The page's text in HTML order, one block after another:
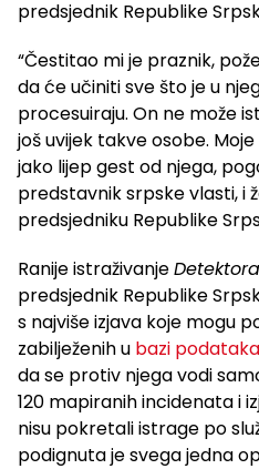
predsjednik Republike
“Čestitao mi je praznik,
da će učiniti sve što je u
procesuiraju. On ne može
još uvijek takve osobe.
jako lijep gest od njega,
predstavnik srpske vlasti, i
predsjedniku Republike
Ranije istraživanjeDetektora
predsjednik Republike
s najviše izjava koje mogu
zabilježenih u bazi podataka
da se protiv njega vodi
120 mapiranih incidenata i
nisu pokretali istrage po
podignuta je svega jedna